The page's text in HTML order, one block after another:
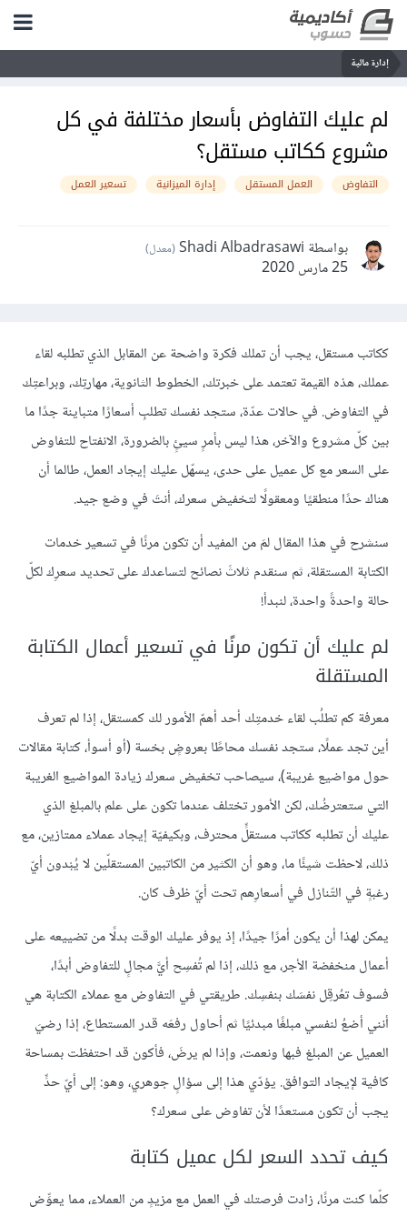
إدارة مالية
لم عليك التفاوض بأسعار مختلفة في كل
مشروع ككاتب مستقل؟
التفاوض العمل المستقل إدارة الميزانية تسعير العمل
بواسطة Shadi Albadrasawi (معدل)
25 مارس 2020
ككاتب مستقل، يجب أن تملك فكرة واضحة عن المقابل الذي تطلبه لقاء
عملك، هذه القيمة تعتمد على خبرتك، الخطوط الثانوية، مهارتِك، وبراعتِك
في التفاوض. في حالات عدّة، ستجد نفسك تطلبِ أسعارًا متباينة جدًا ما
بين كلّ مشروع والآخر، هذا ليس بأمرٍ سيئٍ بالضرورة، الانفتاح للتفاوض
على السعر مع كل عميل على حدى، يسهّل عليك إيجاد العمل، طالما أن
هناك حدًا منطقيًا ومعقولًا لتخفيض سعرك، أنتَ في وضع جيد.
سنشرح في هذا المقال لمَ من المفيد أن تكون مرنًا في تسعير خدمات
الكتابة المستقلة، ثم سنقدم ثلاثَ نصائح لتساعدك على تحديد سعرِك لكلّ
حالة واحدةً واحدة، لنبدأ!
لم عليك أن تكون مرنًا في تسعير أعمال الكتابة
المستقلة
معرفة كم تطلُب لقاء خدمتِك أحد أهمّ الأمور لك كمستقل، إذا لم تعرف
أين تجد عملًا، ستجد نفسك محاطًا بعروضٍ بخسة (أو أسوأ، كتابة مقالات
حول مواضيع غريبة)، سيصاحب تخفيض سعرك زيادة المواضيع الغريبة
التي ستعترضُك، لكن الأمور تختلف عندما تكون على علم بالمبلغ الذي
عليك أن تطلبه ككاتب مستقلٍّ محترف، وبكيفيّة إيجاد عملاء ممتازين، مع
ذلك، لاحظت شيئًا ما، وهو أن الكثير من الكاتبين المستقلّين لا يُبْدون أيّ
رغبةٍ في التّنازل في أسعارِهم تحت أيّ ظرف كان.
يمكن لهذا أن يكون أمرًا جيدًا، إذ يوفر عليك الوقت بدلًا من تضييعه على
أعمال منخفضة الأجر، مع ذلك، إذا لم تُفسِح أيَّ مجالٍ للتفاوض أبدًا،
فسوف تعُرقِل نفسَك بنفسِك. طريقتي في التفاوض مع عملاء الكتابة هي
أنني أضعُ لنفسي مبلغًا مبدئيًا ثم أحاول رفعَه قدر المستطاع، إذا رضيَ
العميل عن المبلغ فبها ونعمت، وإذا لم يرضَ، فأكون قد احتفظت بمساحة
كافية لإيجاد التوافق. يؤدّي هذا إلى سؤالٍ جوهري، وهو: إلى أيّ حدٍّ
يجب أن تكون مستعدًا لأن تفاوض على سعرك؟
كيف تحدد السعر لكل عميل كتابة
كلّما كنت مرنًا، زادت فرصتك في العمل مع مزيدٍ من العملاء، مما يعوِّض